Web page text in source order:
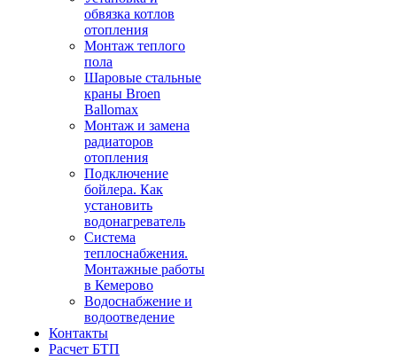
обвязка котлов
отопления
Монтаж теплого
пола
Шаровые стальные
краны Broen
Ballomax
Монтаж и замена
радиаторов
отопления
Подключение
бойлера. Как
установить
водонагреватель
Система
теплоснабжения.
Монтажные работы
в Кемерово
Водоснабжение и
водоотведение
Контакты
Расчет БТП